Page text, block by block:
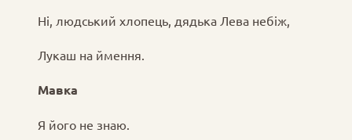
Ні, людський хлопець, дядька Лева небіж,
Лукаш на ймення.
Мавка
Я його не знаю.